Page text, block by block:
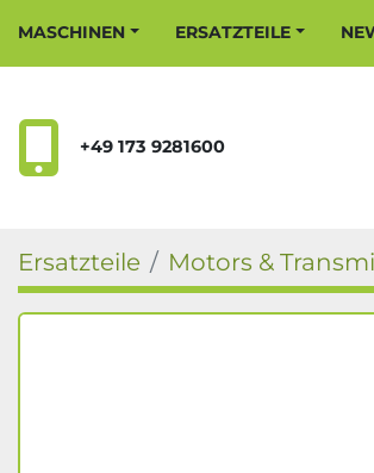
MASCHINEN ERSATZTEILE
+49 173 9281600
Ersatzteile Motors &